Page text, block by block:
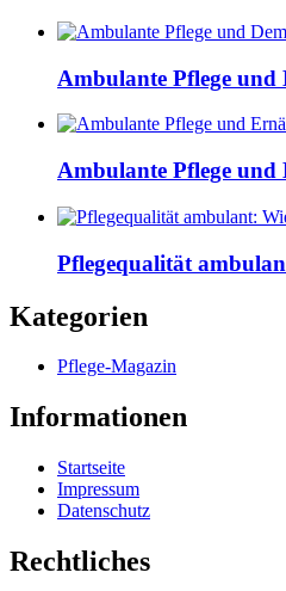
Ambulante Pflege und
Ambulante Pflege
Pflegequalität
Kategorien
Pflege-Magazin
Informationen
Startseite
Impressum
Datenschutz
Rechtliches